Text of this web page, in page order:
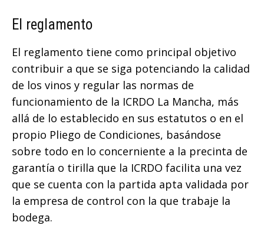
El reglamento
El reglamento tiene como principal objetivo
contribuir a que se siga potenciando la calidad
de los vinos y regular las normas de
funcionamiento de la ICRDO La Mancha, más
allá de lo establecido en sus estatutos o en el
propio Pliego de Condiciones, basándose
sobre todo en lo concerniente a la precinta de
garantía o tirilla que la ICRDO facilita una vez
que se cuenta con la partida apta validada por
la empresa de control con la que trabaje la
bodega.